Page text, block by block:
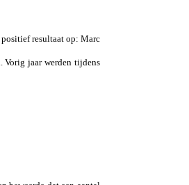
positief resultaat op: Marc
Vorig jaar werden tijdens